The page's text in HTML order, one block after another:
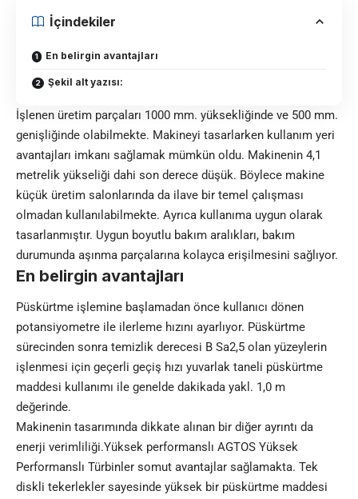
İçindekiler
En belirgin avantajları
Şekil alt yazısı:
İşlenen üretim parçaları 1000 mm. yüksekliğinde ve 500 mm.
genişliğinde olabilmekte. Makineyi tasarlarken kullanım yeri
avantajları imkanı sağlamak mümkün oldu. Makinenin 4,1
metrelik yükseliği dahi son derece düşük. Böylece makine
küçük üretim salonlarında da ilave bir temel çalışması
olmadan kullanılabilmekte. Ayrıca kullanıma uygun olarak
tasarlanmıştır. Uygun boyutlu bakım aralıkları, bakım
durumunda aşınma parçalarına kolayca erişilmesini sağlıyor.
En belirgin avantajları
Püskürtme işlemine başlamadan önce kullanıcı dönen
potansiyometre ile ilerleme hızını ayarlıyor. Püskürtme
sürecinden sonra temizlik derecesi B Sa2,5 olan yüzeylerin
işlenmesi için geçerli geçiş hızı yuvarlak taneli püskürtme
maddesi kullanımı ile genelde dakikada yakl. 1,0 m
değerinde.
Makinenin tasarımında dikkate alınan bir diğer ayrıntı da
enerji verimliliği.Yüksek performanslı AGTOS Yüksek
Performanslı Türbinler somut avantajlar sağlamakta. Tek
diskli tekerlekler sayesinde yüksek bir püskürtme maddesi